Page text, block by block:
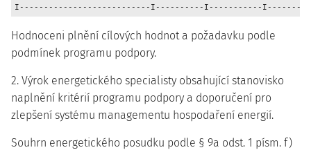
Hodnoceni plnění cílových hodnot a požadavku podle
podmínek programu podpory.
2. Výrok energetického specialisty obsahující stanovisko
naplnění kritérií programu podpory a doporučení pro
zlepšení systému managementu hospodaření energií.
Souhrn energetického posudku podle § 9a odst. 1 písm. f)